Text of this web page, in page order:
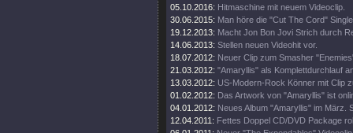
05.10.2016: Hitmaschine mit neuem Videoclip.
30.06.2015: Man höre die "Cut The Cord"
19.12.2013: Macht Jon Bon Jovi Strich durch
14.06.2013: Stellen neuen Videohit vor.
18.07.2012: Neuer Clip zum Smasher
21.03.2012: "Amaryllis" als Komplettdurchlauf
13.03.2012: US-Modern-Rock Könner mit Clip
01.02.2012: Das Artwork von "Amaryllis" ist
04.01.2012: Neues Album "Amaryllis" im März.
12.04.2011: Fettes Doppel CD/DVD Package